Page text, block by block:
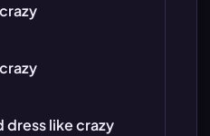
dress like crazy